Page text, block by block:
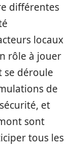
différentes
locaux
rôle à jouer
se déroule
de
et
sont
tous les